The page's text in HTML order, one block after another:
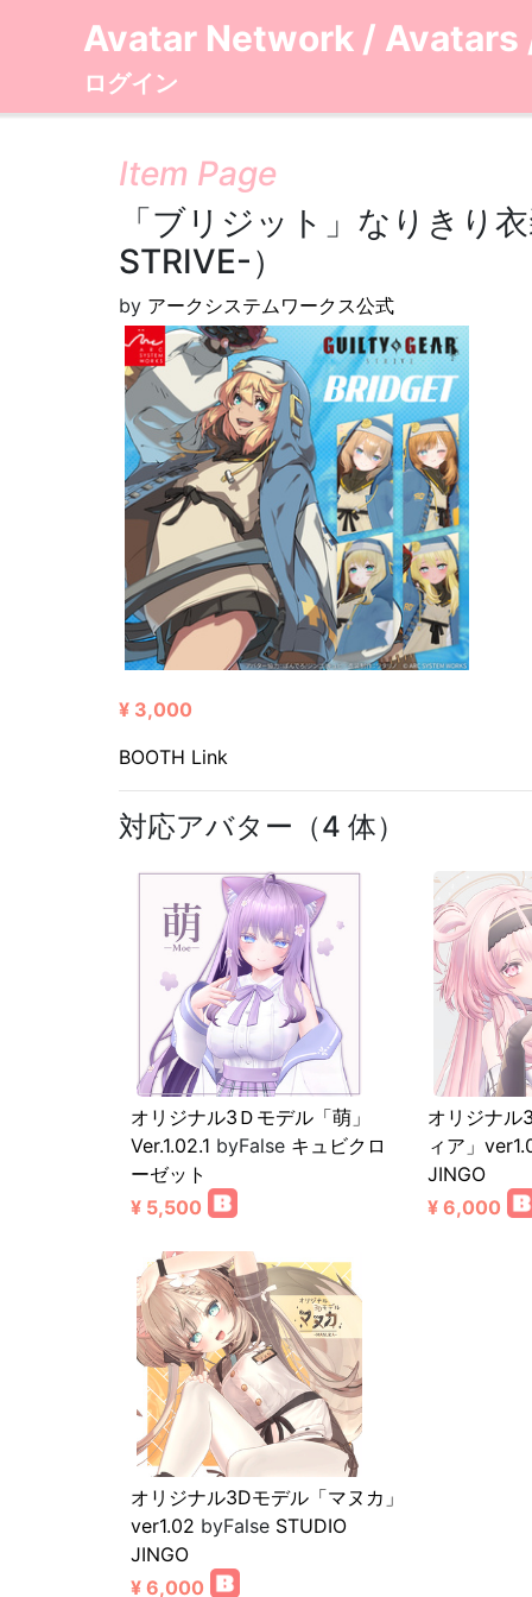
Avatar Network / Avatars
ログイン
Item Page
「ブリジット」なりきり
STRIVE-）
by アークシステムワークス公式
¥ 3,000
BOOTH Link
対応アバター（4 体）
オリジナル3Ｄモデル「萌」
Ver.1.02.1 byFalse キュビクロ
ーゼット
¥ 5,500
オリジナル
ィア」
JINGO
¥ 6,000
オリジナル3Dモデル「マヌカ」
ver1.02 byFalse STUDIO
JINGO
¥ 6,000